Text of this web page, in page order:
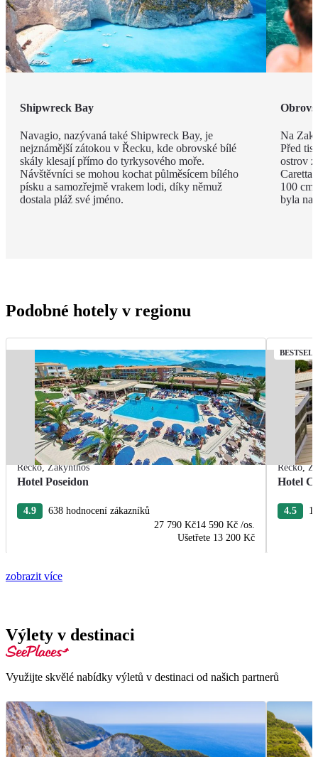
Shipwreck Bay
Navagio, nazývaná také Shipwreck Bay, je
nejznámější zátokou v Řecku, kde obrovské bílé
skály klesají přímo do tyrkysového moře.
Návštěvníci se mohou kochat půlměsícem bílého
písku a samozřejmě vrakem lodi, díky němuž
dostala pláž své jméno.
Na
Před
ostrov
Caretta
100 cm
byla na
Podobné hotely v regionu
Řecko,Zakynthos
Hotel Poseidon
4.9
638 hodnocení zákazníků
27 790 Kč14 590 Kč /os.
Ušetřete 13 200 Kč
Řecko,
Hotel
4.5
zobrazit více
Výlety v destinaci
Využijte skvělé nabídky výletů v destinaci od našich partnerů